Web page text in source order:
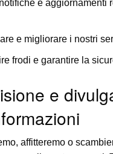
e aggiornamenti
e migliorare i nostri
frodi e garantire la
e
affitteremo o